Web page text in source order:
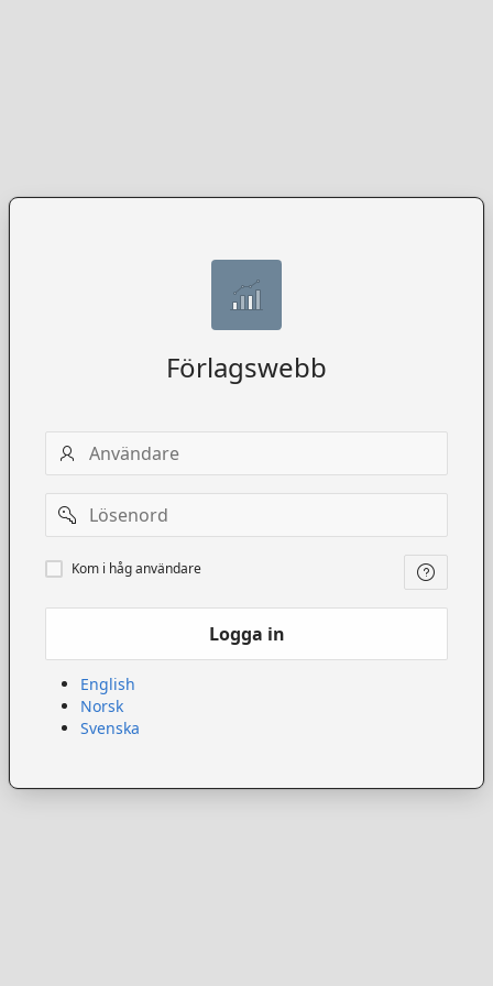
Förlagswebb
Användarnamn
Lösenord
Kom
ihåg
Kom i håg användare
Logga in
English
Norsk
Svenska